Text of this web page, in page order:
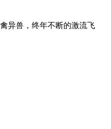
异兽，终年不断的激流飞